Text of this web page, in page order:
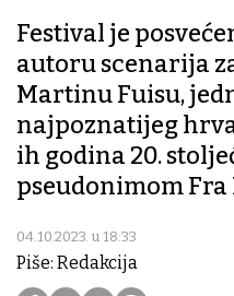
Festival je
autoru scenarija
Martinu Fuisu,
najpoznatijeg
ih godina 20.
pseudonimom Fra
04.10.2023. u 18:33
Piše: Redakcija